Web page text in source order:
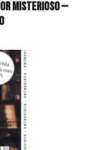
misterioso —